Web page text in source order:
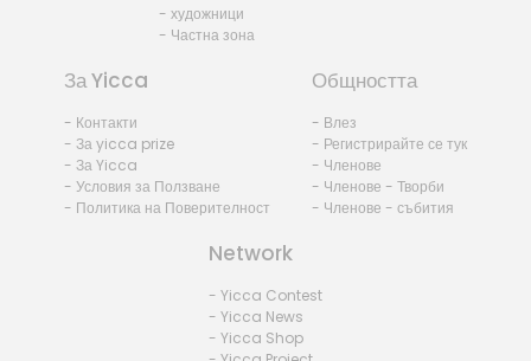
- художници
- Частна зона
За Yicca
- Контакти
- За yicca prize
- За Yicca
- Условия за Ползване
- Политика на Поверителност
Общността
- Влез
- Регистрирайте се тук
- Членове
- Членове - Творби
- Членове - събития
Network
- Yicca Contest
- Yicca News
- Yicca Shop